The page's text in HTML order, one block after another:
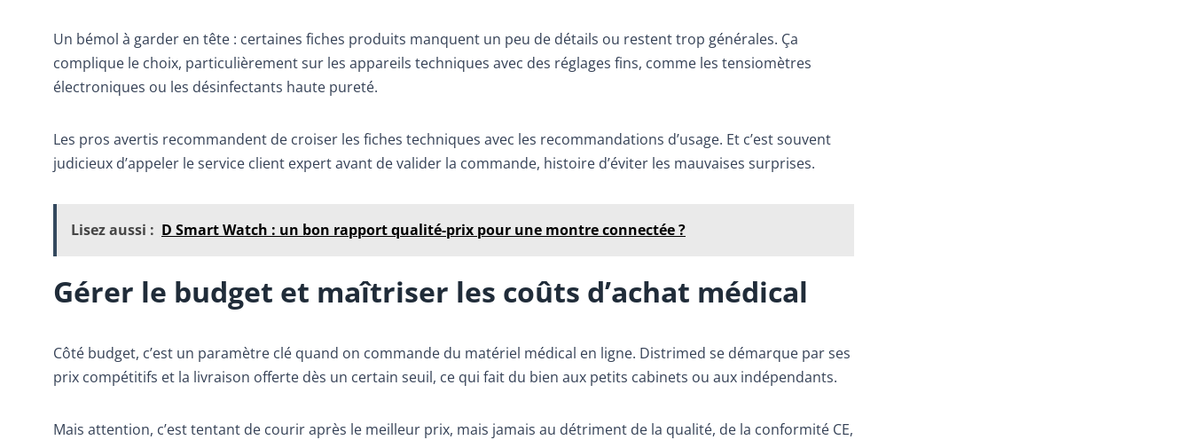
Un bémol à garder en tête : certaines fiches produits manquent un peu de détails ou restent trop générales. Ça
complique le choix, particulièrement sur les appareils techniques avec des réglages fins, comme les tensiomètres
électroniques ou les désinfectants haute pureté.
Les pros avertis recommandent de croiser les fiches techniques avec les recommandations d’usage. Et c’est souvent
judicieux d’appeler le service client expert avant de valider la commande, histoire d’éviter les mauvaises surprises.
Lisez aussi : D Smart Watch : un bon rapport qualité-prix pour une montre connectée ?
Gérer le budget et maîtriser les coûts d’achat médical
Côté budget, c’est un paramètre clé quand on commande du matériel médical en ligne. Distrimed se démarque par ses
prix compétitifs et la livraison offerte dès un certain seuil, ce qui fait du bien aux petits cabinets ou aux indépendants.
Mais attention, c’est tentant de courir après le meilleur prix, mais jamais au détriment de la qualité, de la conformité CE,